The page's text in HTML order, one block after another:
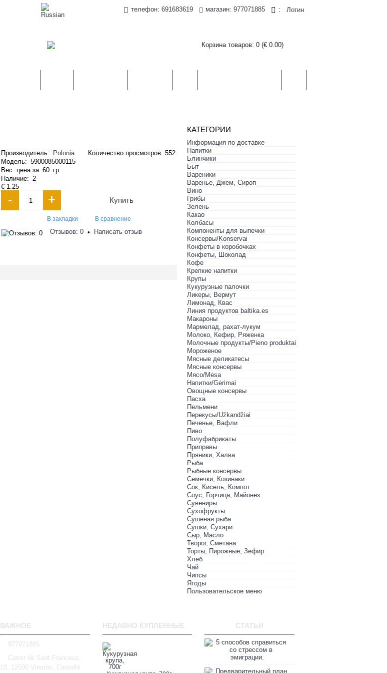
телефон: 691683619 магазин: 977071885 : Логин
Корзина товаров: 0 (€ 0.00)
КАТЕГОРИИ
Информация по доставке
Hапитки
Блинчики
Быт
Вареники
Варенье, Джем, Сироп
Вино
Грибы
Зелень
Какао
Колбасы
Компоненты для выпечки
Консервы/Konservai
Конфеты в кoробочках
Конфеты, Шоколад
Кофе
Крепкие напитки
Крупы
Кукурузные палочки
Ликеры, Вермут
Лимонад, Квас
Линия продуктов baltika.es
Макароны
Мармелад, рахат-лукум
Молоко, Кефир, Ряженка
Молочные продукты/Pieno produktai
Мороженое
Мясные деликатесы
Мясные консервы
Мясо/Mėsa
Напитки/Gėrimai
Овощные консервы
Пасха
Пельмени
Перекусы/Užkandžiai
Печенье, Вафли
Пиво
Полуфабрикаты
Приправы
Пряники, Халва
Рыба
Рыбные консервы
Семечки, Козинаки
Сок, Кисель, Компот
Соус, Горчица, Майонез
Сувениры
Сухофрукты
Сушеная рыба
Сушки, Сухари
Сыр, Масло
Творог, Сметана
Торты, Пирожные, Зефир
Хлеб
Чай
Чипсы
Ягоды
Пользовательское меню
Количество просмотров: 552
Производитель:
Polonia
Модель: 5900085000115
Вес: цена за 60 гр
Наличие: 2
€ 1.25
- + Купить
В закладки В сравнение
Отзывов: 0 • Написать отзыв
ВАЖНОЕ
977071885
Carrer de Sant Francesc,
10, 12500 Vinaròs, Castelló
НЕДАВНО КУПЛЕННЫЕ СТАТЬИ